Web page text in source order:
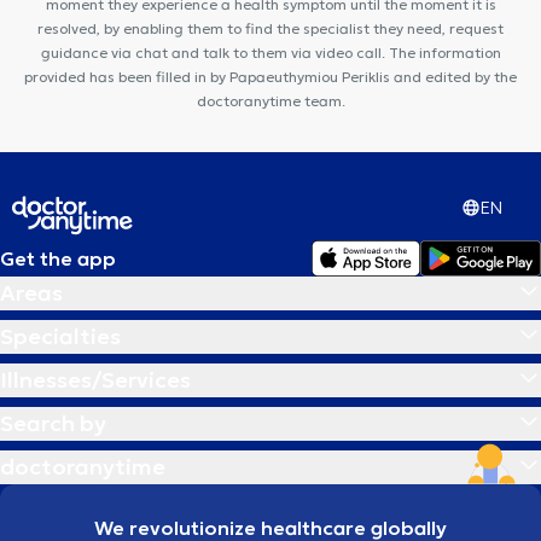
moment they experience a health symptom until the moment it is
resolved, by enabling them to find the specialist they need, request
guidance via chat and talk to them via video call. The information
provided has been filled in by Papaeuthymiou Periklis and edited by the
doctoranytime team.
EN
Get the app
We revolutionize healthcare globally